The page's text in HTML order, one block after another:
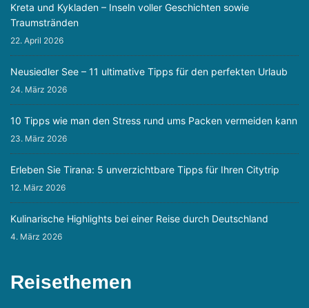
Kreta und Kykladen – Inseln voller Geschichten sowie
Traumstränden
22. April 2026
Neusiedler See – 11 ultimative Tipps für den perfekten Urlaub
24. März 2026
10 Tipps wie man den Stress rund ums Packen vermeiden kann
23. März 2026
Erleben Sie Tirana: 5 unverzichtbare Tipps für Ihren Citytrip
12. März 2026
Kulinarische Highlights bei einer Reise durch Deutschland
4. März 2026
Reisethemen